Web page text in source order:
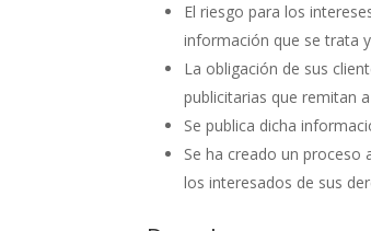
El riesgo para los
información que se trata
La obligación de sus
publicitarias que remitan
Se publica dicha
Se ha creado un
los interesados de sus